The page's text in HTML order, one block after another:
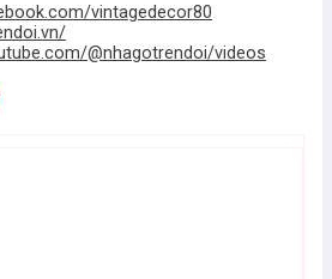
vintagedecor80
@nhagotrendoi/videos